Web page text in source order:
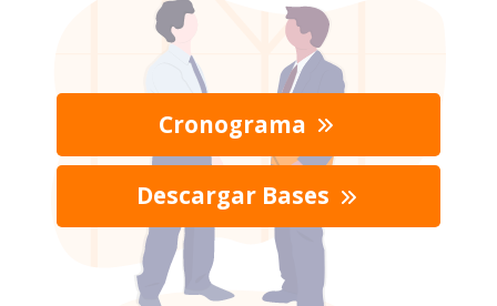
Cronograma
Descargar Bases